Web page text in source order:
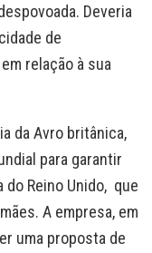
Deveria
de
relação à sua
da Avro britânica,
para garantir
Reino Unido, que
A empresa, em
uma proposta de